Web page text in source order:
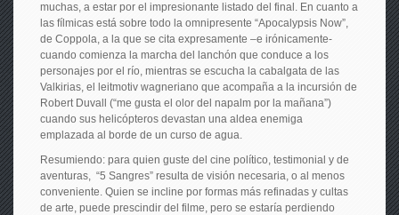
muchas, a estar por el impresionante listado del final. En cuanto a
las fílmicas está sobre todo la omnipresente “Apocalypsis Now”,
de Coppola, a la que se cita expresamente –e irónicamente-
cuando comienza la marcha del lanchón que conduce a los
personajes por el río, mientras se escucha la cabalgata de las
Valkirias, el leitmotiv wagneriano que acompaña a la incursión de
Robert Duvall (“me gusta el olor del napalm por la mañana”)
cuando sus helicópteros devastan una aldea enemiga
emplazada al borde de un curso de agua.
Resumiendo: para quien guste del cine político, testimonial y de
aventuras, “5 Sangres” resulta de visión necesaria, o al menos
conveniente. Quien se incline por formas más refinadas y cultas
de arte, puede prescindir del filme, pero se estaría perdiendo